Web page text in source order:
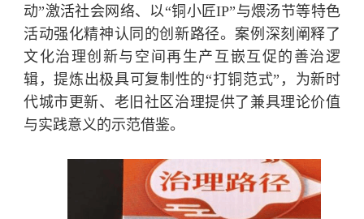
动”激活社会网络、以“铜小匠IP”与煨汤节等特色
活动强化精神认同的创新路径。案例深刻阐释了
文化治理创新与空间再生产互嵌互促的善治逻
辑，提炼出极具可复制性的“打铜范式”，为新时
代城市更新、老旧社区治理提供了兼具理论价值
与实践意义的示范借鉴。